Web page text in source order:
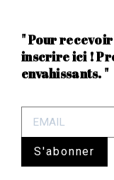
" Pour recevoir
inscrire ici !
envahissants. "
S'abonner